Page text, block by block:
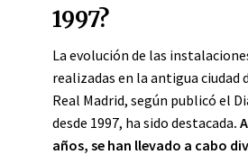
1997?
La evolución de las
realizadas en la antigua ciudad
Real Madrid, según publicó el
desde 1997, ha sido destacada.
años, se han llevado a cabo